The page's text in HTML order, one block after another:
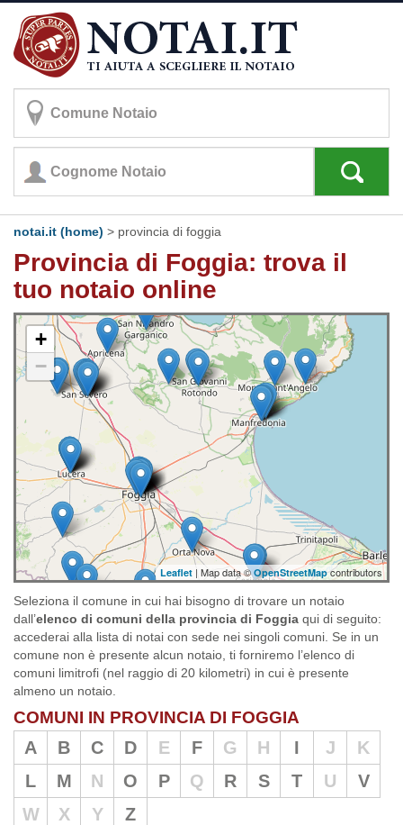
notai.it (home) > provincia di foggia
Provincia di Foggia: trova il
tuo notaio online
+
−
Leaflet | Map data ©OpenStreetMapcontributors
Seleziona il comune in cui hai bisogno di trovare un notaio
dall’elenco di comuni della provincia di Foggia qui di seguito:
accederai alla lista di notai con sede nei singoli comuni. Se in un
comune non è presente alcun notaio, ti forniremo l’elenco di
comuni limitrofi (nel raggio di 20 kilometri) in cui è presente
almeno un notaio.
COMUNI IN PROVINCIA DI FOGGIA
A B C D E F G H I J
K
L
M N O P Q R S T U
V
W
X Y Z